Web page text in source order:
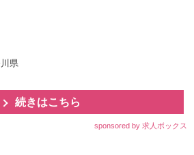
県
続きはこちら
sponsored by 求人ボックス